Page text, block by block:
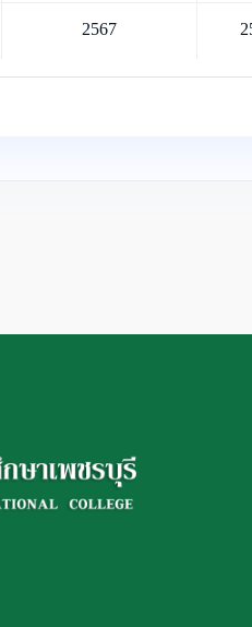
2567